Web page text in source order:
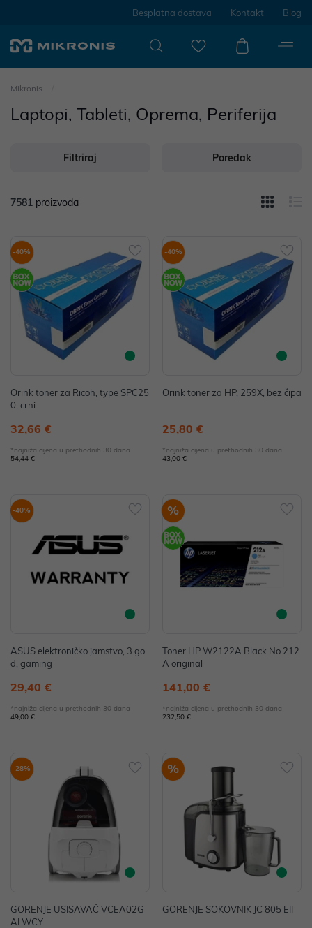
Besplatna dostava Kontakt Blog
Mikronis
Laptopi, Tableti, Oprema, Periferija
Filtriraj Poredak
7581 proizvoda
-40%
Orink toner za Ricoh, type SPC25
0, crni
32,66 €
*najniža cijena u prethodnih 30 dana
54,44 €
-40%
Orink toner za HP, 259X, bez čipa
25,80 €
*najniža cijena u prethodnih 30 dana
43,00 €
-40%
ASUS elektroničko jamstvo, 3 go
d, gaming
29,40 €
*najniža cijena u prethodnih 30 dana
49,00 €
%
Toner HP W2122A Black No.212
A original
141,00 €
*najniža cijena u prethodnih 30 dana
232,50 €
-28%
GORENJE USISAVAČ VCEA02G
ALWCY
%
GORENJE SOKOVNIK JC 805 EII